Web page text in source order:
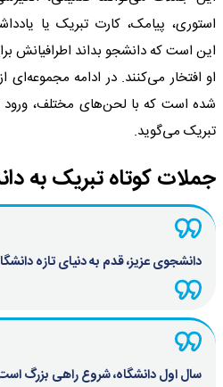
استوری، پیامک، کارت تبریک یا
این است که دانشجو بداند اطرافیانش
او افتخار می‌کنند. در ادامه
شده است که با لحن‌های مختلف، ورود
تبریک می‌گوید.
جملات کوتاه تبریک به
دانشجوی عزیز، قدم به دنیای تازه
سال اول دانشگاه، شروع راهی بزرگ